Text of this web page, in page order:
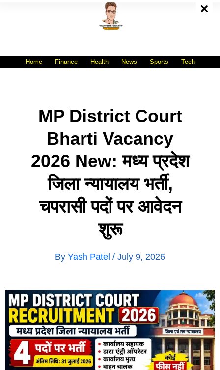
Home Finance Health News Sports Tech
MP District Court
Bharti Vacancy
2026 New: मध्य प्रदेश
जिला न्यायालय भर्ती,
चपरासी पदों पर आवेदन
शुरू
By Yash Patel / July 9, 2026